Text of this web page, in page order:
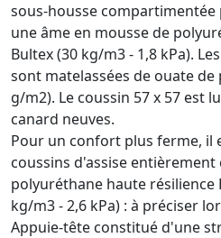
sous-housse compartimentée
une âme en mousse de
Bultex (30 kg/m3 - 1,8 kPa).
sont matelassées de ouate
g/m2). Le coussin 57 x 57 est
canard neuves.
Pour un confort plus ferme, il
coussins d'assise
polyuréthane haute résilience
kg/m3 - 2,6 kPa) : à préciser
Appuie-tête constitué d'une